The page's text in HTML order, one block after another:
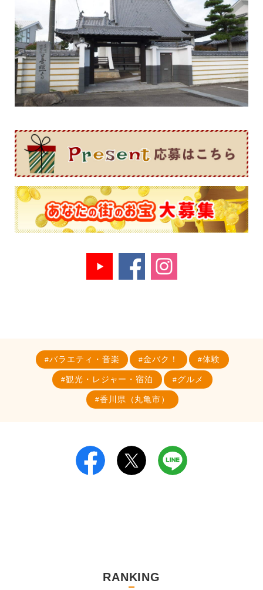
バラエティ・音楽 金バク！ 体験
観光・レジャー・宿泊 グルメ
香川県（丸亀市）
RANKING